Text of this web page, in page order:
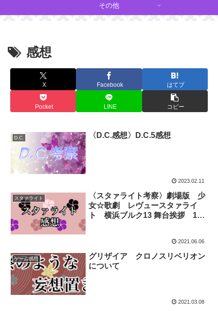
その他
感想
X Facebook はてブ
Pocket LINE コピー
D.C. 〈D.C.感想〉D.C.5感想
2023.02.11
スタァライト
〈スタァライト考察〉劇場版 少
女☆歌劇 レヴュースタァライ
ト 横浜ブルク13 舞台挨拶 1回
2021.06.06
ゲーム感想
グリザイア クロノスリベリオン
について
2021.03.08